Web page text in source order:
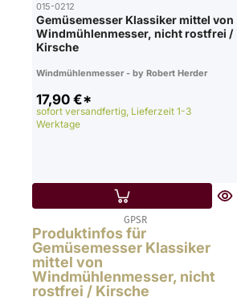
015-0212
Gemüsemesser Klassiker mittel von
Windmühlenmesser, nicht rostfrei /
Kirsche
Windmühlenmesser - by Robert Herder
17,90 €*
sofort versandfertig, Lieferzeit 1-3
Werktage
GPSR
Produktinfos für
Gemüsemesser Klassiker
mittel von
Windmühlenmesser, nicht
rostfrei / Kirsche